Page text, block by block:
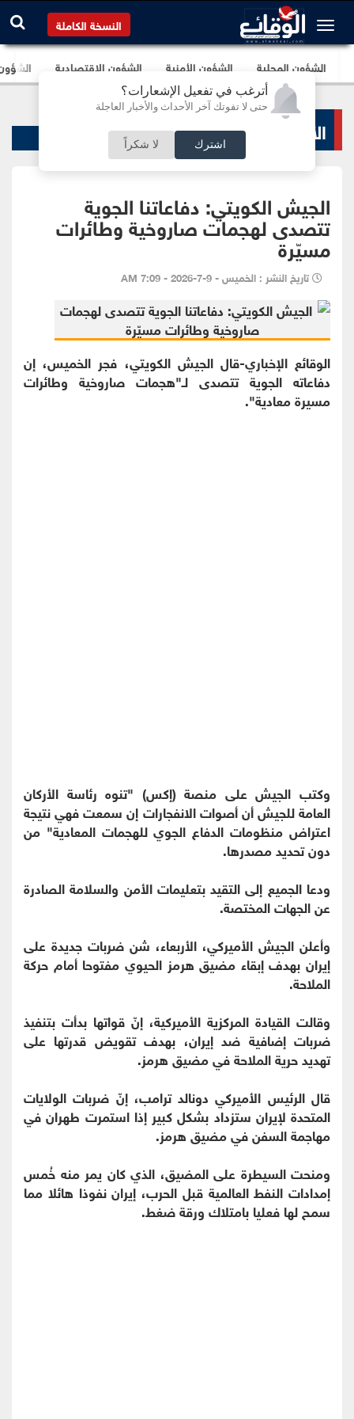
أترغب في تفعيل الإشعارات؟
حتى لا تفوتك آخر الأحداث والأخبار العاجلة
اشترك لا شكراً
النسخة الكاملة
الشؤون المحلية الشؤون الأمنية الشؤون الإقتصادية
الأخبار السياسية
الجيش الكويتي: دفاعاتنا الجوية
تتصدى لهجمات صاروخية وطائرات
مسيّرة
تاريخ النشر : الخميس - 9-7-2026 - 7:09 AM
الوقائع الإخباري-قال الجيش الكويتي، فجر الخميس، إن
دفاعاته الجوية تتصدى لـ"هجمات صاروخية وطائرات
مسيرة معادية".
وكتب الجيش على منصة (إكس) "تنوه رئاسة الأركان
العامة للجيش أن أصوات الانفجارات إن سمعت فهي نتيجة
اعتراض منظومات الدفاع الجوي للهجمات المعادية" من
دون تحديد مصدرها.
ودعا الجميع إلى التقيد بتعليمات الأمن والسلامة الصادرة
عن الجهات المختصة.
وأعلن الجيش الأميركي، الأربعاء، شن ضربات جديدة على
إيران بهدف إبقاء مضيق هرمز الحيوي مفتوحا أمام حركة
الملاحة.
وقالت القيادة المركزية الأميركية، إنّ قواتها بدأت بتنفيذ
ضربات إضافية ضد إيران، بهدف تقويض قدرتها على
تهديد حرية الملاحة في مضيق هرمز.
قال الرئيس الأميركي دونالد ترامب، إنّ ضربات الولايات
المتحدة لإيران ستزداد بشكل كبير إذا استمرت طهران في
مهاجمة السفن في مضيق هرمز.
ومنحت السيطرة على المضيق، الذي كان يمر منه خُمس
إمدادات النفط العالمية قبل الحرب، إيران نفوذا هائلا مما
سمح لها فعليا بامتلاك ورقة ضغط.